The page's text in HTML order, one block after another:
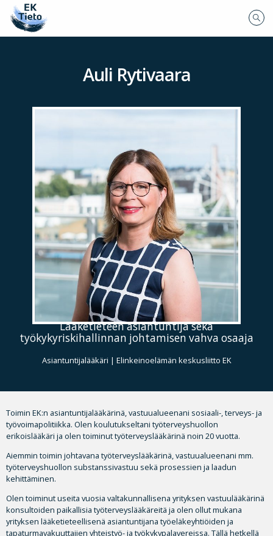
Auli Rytivaara
Lääketieteen asiantuntija sekä
työkykyriskihallinnan johtamisen vahva osaaja
Asiantuntijalääkäri | Elinkeinoelämän keskusliitto EK
Toimin EK:n asiantuntijalääkärinä, vastuualueenani sosiaali-, terveys- ja
työvoimapolitiikka. Olen koulutukseltani työterveyshuollon
erikoislääkäri ja olen toiminut työterveyslääkärinä noin 20 vuotta.
Aiemmin toimin johtavana työterveyslääkärinä, vastuualueenani mm.
työterveyshuollon substanssivastuu sekä prosessien ja laadun
kehittäminen.
Olen toiminut useita vuosia valtakunnallisena yrityksen vastuulääkärinä
konsultoiden paikallisia työterveyslääkäreitä ja olen ollut mukana
yrityksen lääketieteellisenä asiantuntijana työeläkeyhtiöiden ja
tapaturmavakuuttajien yhteistyö- ja työkykypalavereissa. Tällä hetkellä